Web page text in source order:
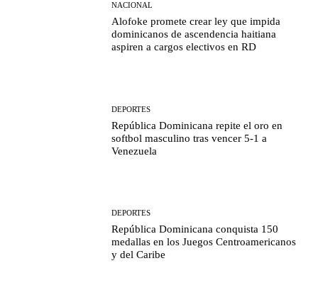
NACIONAL
Alofoke promete crear ley que impida
dominicanos de ascendencia haitiana
aspiren a cargos electivos en RD
DEPORTES
República Dominicana repite el oro en
softbol masculino tras vencer 5-1 a
Venezuela
DEPORTES
República Dominicana conquista 150
medallas en los Juegos Centroamericanos
y del Caribe